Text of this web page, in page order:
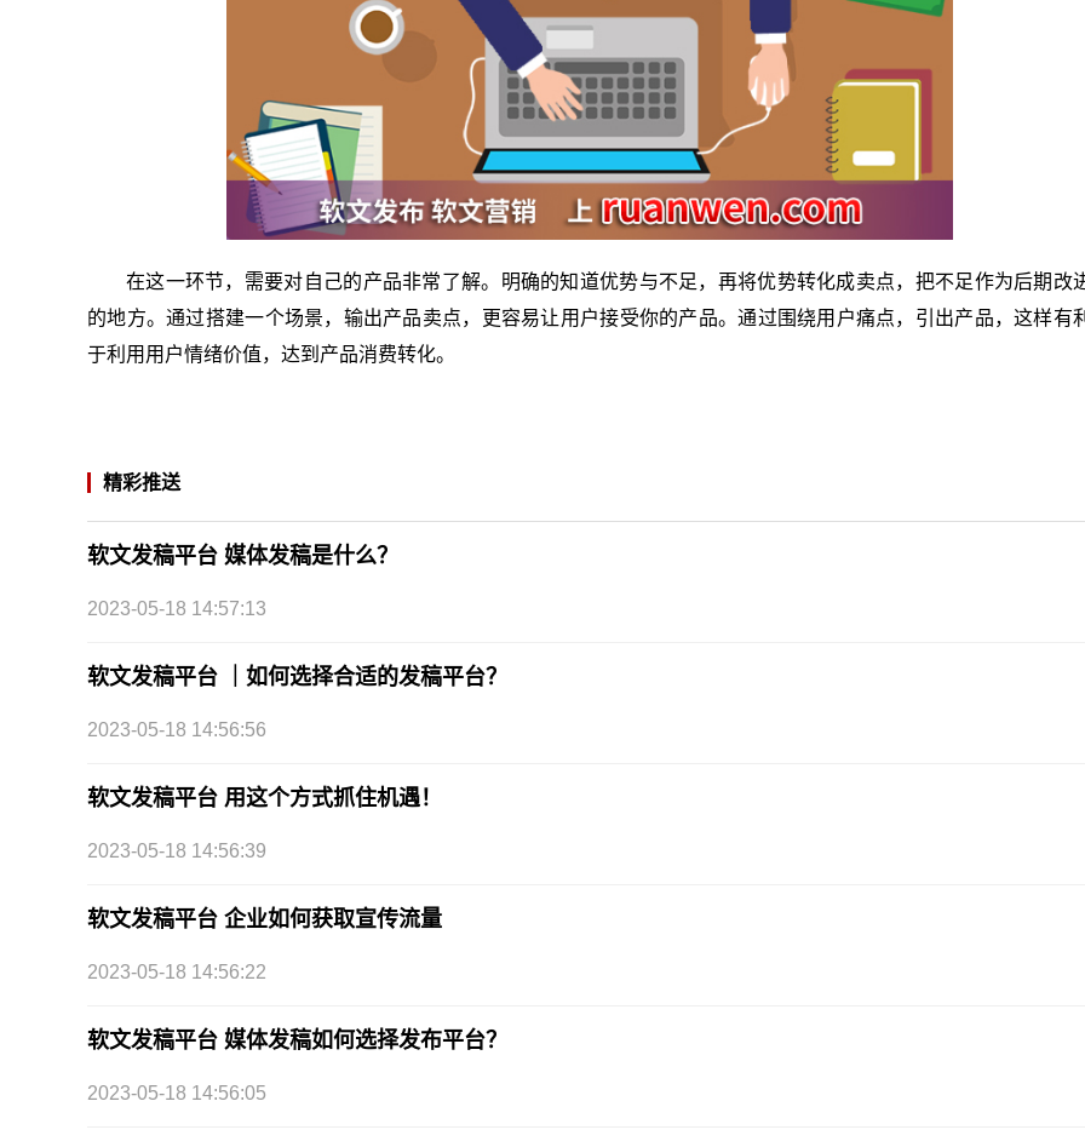
在这一环节，需要对自己的产品非常了解。明确的知道优势与不足，再将优势转化成卖点，把不足作为后期改
的地方。通过搭建一个场景，输出产品卖点，更容易让用户接受你的产品。通过围绕用户痛点，引出产品，这样有
于利用用户情绪价值，达到产品消费转化。
精彩推送
软文发稿平台 媒体发稿是什么？
2023-05-18 14:57:13
软文发稿平台 ｜如何选择合适的发稿平台？
2023-05-18 14:56:56
软文发稿平台 用这个方式抓住机遇！
2023-05-18 14:56:39
软文发稿平台 企业如何获取宣传流量
2023-05-18 14:56:22
软文发稿平台 媒体发稿如何选择发布平台？
2023-05-18 14:56:05